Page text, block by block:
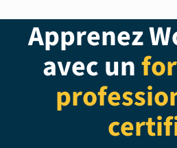
Apprenez
avec un